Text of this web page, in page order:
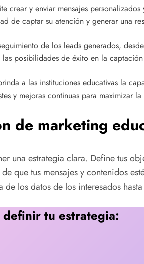
crear y enviar mensajes
de captar su atención y generar una
de los leads generados,
posibilidades de éxito en la
a las instituciones educativas la
y mejoras continuas para maximizar
de marketing
una estrategia clara. Define tus
que tus mensajes y contenidos
los datos de los interesados
definir tu estrategia: